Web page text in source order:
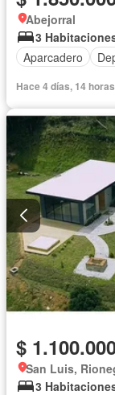
Abejorral
3
Aparcadero
Hace 4 días, 14
$
San Luis,
3